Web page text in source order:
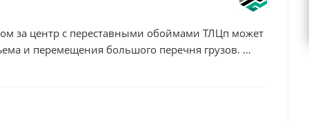
за центр с переставными обоймами ТЛЦп может
и перемещения большого перечня грузов.
в условиях ограниченной высоты подъема, а